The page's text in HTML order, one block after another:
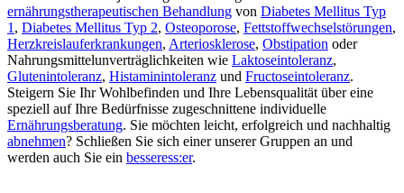
ernährungstherapeutischen Behandlung von Diabetes Mellitus Typ
1 , Diabetes Mellitus Typ 2, Osteoporose, Fettstoffwechselstörungen,
Herzkreislauferkrankungen, Arteriosklerose, Obstipation oder
Nahrungsmittelunverträglichkeiten wie Laktoseintoleranz,
Glutenintoleranz, Histaminintoleranz und Fructoseintoleranz.
Steigern Sie Ihr Wohlbefinden und Ihre Lebensqualität über eine
speziell auf Ihre Bedürfnisse zugeschnittene individuelle
Ernährungsberatung. Sie möchten leicht, erfolgreich und nachhaltig
abnehmen? Schließen Sie sich einer unserer Gruppen an und
werden auch Sie ein besseress:er.